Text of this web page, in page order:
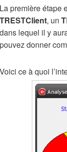
La première étape
TRESTClient, un
dans lequel il y
pouvez donner
Voici ce à quoi